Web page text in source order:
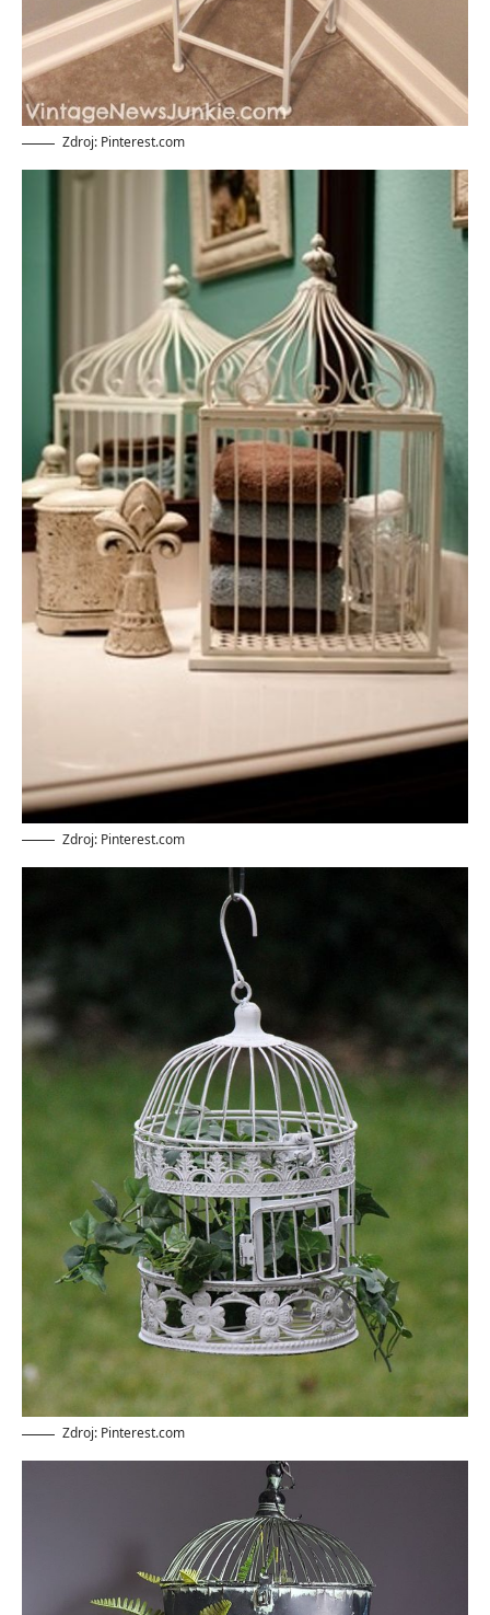
Zdroj: Pinterest.com
Zdroj: Pinterest.com
Zdroj: Pinterest.com